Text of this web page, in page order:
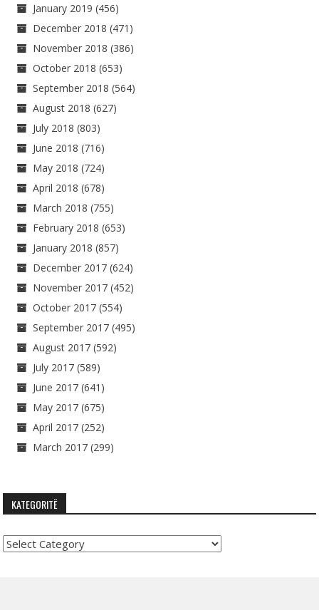
January 2019 (456)
December 2018 (471)
November 2018 (386)
October 2018 (653)
September 2018 (564)
August 2018 (627)
July 2018 (803)
June 2018 (716)
May 2018 (724)
April 2018 (678)
March 2018 (755)
February 2018 (653)
January 2018 (857)
December 2017 (624)
November 2017 (452)
October 2017 (554)
September 2017 (495)
August 2017 (592)
July 2017 (589)
June 2017 (641)
May 2017 (675)
April 2017 (252)
March 2017 (299)
KATEGORITË
Kategoritë